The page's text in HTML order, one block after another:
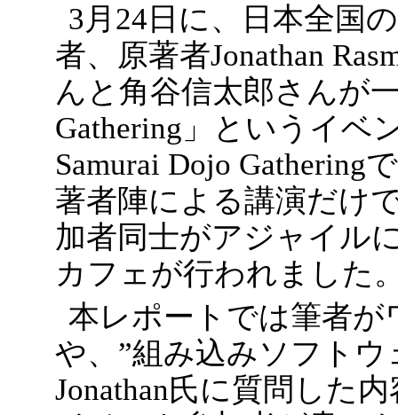
3月24日に、日本全国
者、原著者Jonathan
んと角谷信太郎さんが
Gathering」というイベ
Samurai Dojo
著者陣による講演だけ
加者同士がアジャイル
カフェが行われました
本レポートでは筆者
や、”組み込みソフト
Jonathan氏に質問した